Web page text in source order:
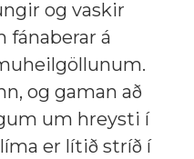
og vaskir
fánaberar á
og gaman að
um hreysti í
er lítið stríð í